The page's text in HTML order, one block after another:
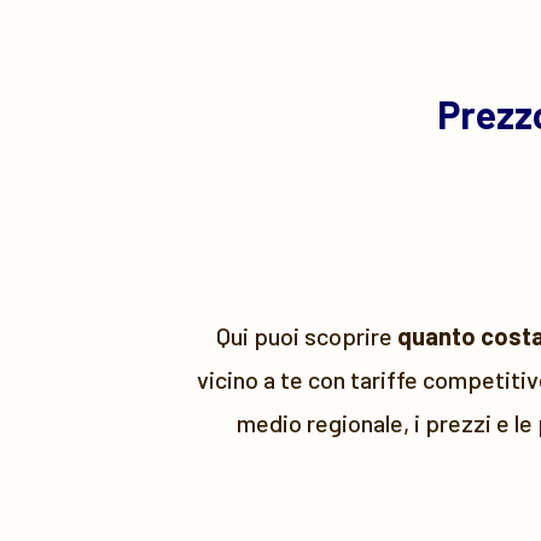
Qui puoi scoprire quanto
vicino a te con tariffe
medio regionale, i prezzi e